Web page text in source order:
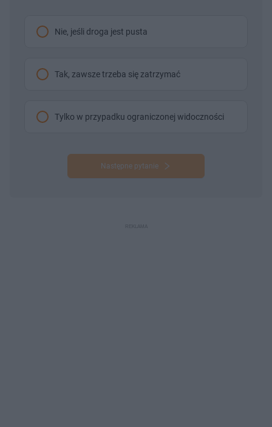
Nie, jeśli droga jest pusta
Tak, zawsze trzeba się zatrzymać
Tylko w przypadku ograniczonej widoczności
Następne pytanie